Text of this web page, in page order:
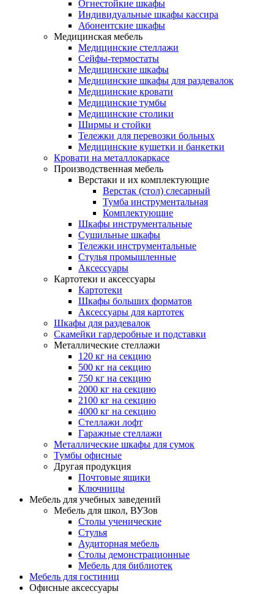
Огнестойкие шкафы
Индивидуальные шкафы кассира
Абонентские шкафы
Медицинская мебель
Медицинские стеллажи
Сейфы-термостаты
Медицинские шкафы
Медицинские шкафы для раздевалок
Медицинские кровати
Медицинские тумбы
Медицинские столики
Ширмы и стойки
Тележки для перевозки больных
Медицинские кушетки и банкетки
Кровати на металлокаркасе
Производственная мебель
Верстаки и их комплектующие
Верстак (стол) слесарный
Тумба инструментальная
Комплектующие
Шкафы инструментальные
Сушильные шкафы
Тележки инструментальные
Стулья промышленные
Аксессуары
Картотеки и аксессуары
Картотеки
Шкафы больших форматов
Аксессуары для картотек
Шкафы для раздевалок
Скамейки гардеробные и подставки
Металлические стеллажи
120 кг на секцию
500 кг на секцию
750 кг на секцию
2000 кг на секцию
2100 кг на секцию
4000 кг на секцию
Стеллажи лофт
Гаражные стеллажи
Металлические шкафы для сумок
Тумбы офисные
Другая продукция
Почтовые ящики
Ключницы
Мебель для учебных заведений
Мебель для школ, ВУЗов
Столы ученические
Стулья
Аудиторная мебель
Столы демонстрационные
Мебель для библиотек
Мебель для гостиниц
Офисные аксессуары